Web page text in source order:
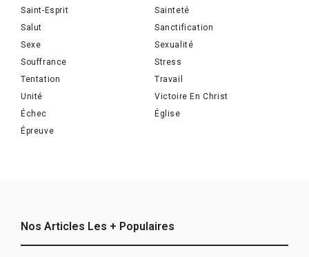
Saint-Esprit
Sainteté
Salut
Sanctification
Sexe
Sexualité
Souffrance
Stress
Tentation
Travail
Unité
Victoire En Christ
Échec
Église
Épreuve
Nos Articles Les + Populaires